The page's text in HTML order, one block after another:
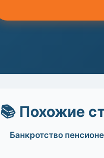
📚 Похожие
Банкротство